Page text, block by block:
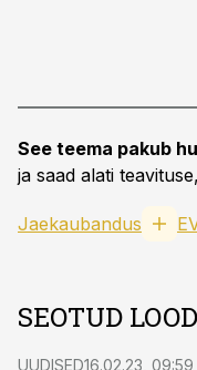
See teema pakub
ja saad alati
Jaekaubandus
SEOTUD LOOD
UUDISED16.02.23, 09:59